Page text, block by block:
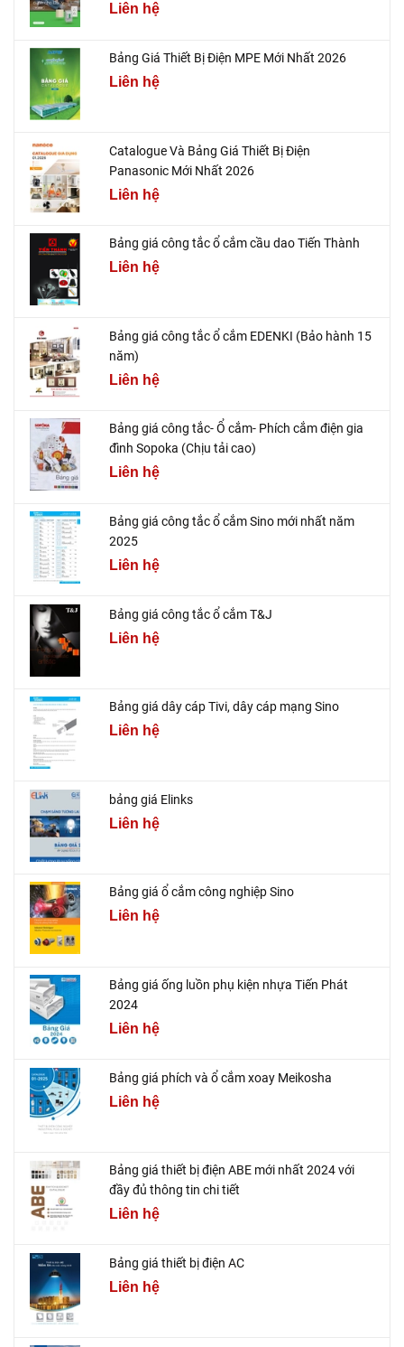
Liên hệ
Bảng Giá Thiết Bị Điện MPE Mới Nhất 2026
Liên hệ
Catalogue Và Bảng Giá Thiết Bị Điện
Panasonic Mới Nhất 2026
Liên hệ
Bảng giá công tắc ổ cắm cầu dao Tiến Thành
Liên hệ
Bảng giá công tắc ổ cắm EDENKI (Bảo hành 15
năm)
Liên hệ
Bảng giá công tắc- Ổ cắm- Phích cắm điện gia
đình Sopoka (Chịu tải cao)
Liên hệ
Bảng giá công tắc ổ cắm Sino mới nhất năm
2025
Liên hệ
Bảng giá công tắc ổ cắm T&J
Liên hệ
Bảng giá dây cáp Tivi, dây cáp mạng Sino
Liên hệ
bảng giá Elinks
Liên hệ
Bảng giá ổ cắm công nghiệp Sino
Liên hệ
Bảng giá ống luồn phụ kiện nhựa Tiến Phát
2024
Liên hệ
Bảng giá phích và ổ cắm xoay Meikosha
Liên hệ
Bảng giá thiết bị điện ABE mới nhất 2024 với
đầy đủ thông tin chi tiết
Liên hệ
Bảng giá thiết bị điện AC
Liên hệ